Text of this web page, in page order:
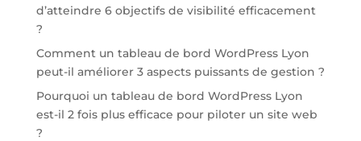
d’atteindre 6 objectifs de visibilité efficacement
?
Comment un tableau de bord WordPress Lyon
peut-il améliorer 3 aspects puissants de gestion ?
Pourquoi un tableau de bord WordPress Lyon
est-il 2 fois plus efficace pour piloter un site web
?